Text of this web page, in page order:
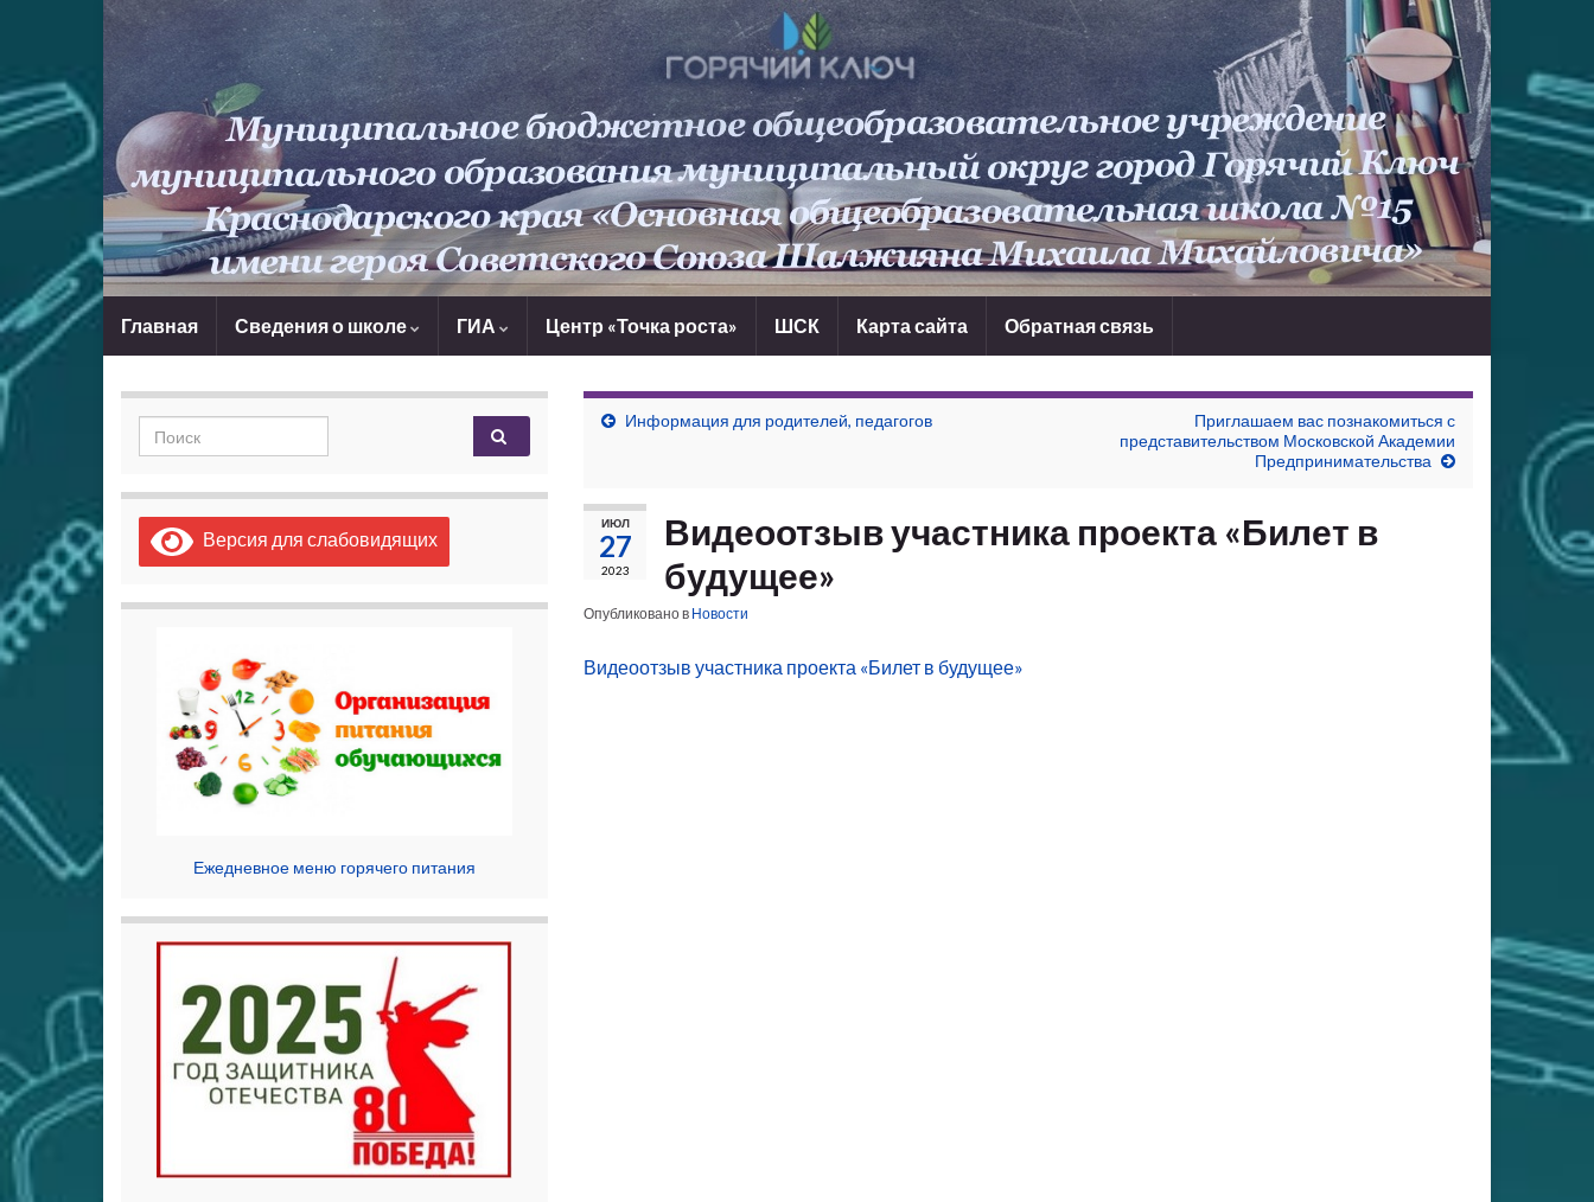
Главная Сведения о школе ГИА Центр «Точка роста» ШСК Карта сайта Обратная связь
Информация для родителей, педагогов
Приглашаем вас познакомиться с
представительством Московской Академии
Предпринимательства
ИЮЛ
27
2023
Видеоотзыв участника проекта «Билет в
будущее»
Опубликовано в Новости
Видеоотзыв участника проекта «Билет в будущее»
Search for:
Версия для слабовидящих
Ежедневное меню горячего питания